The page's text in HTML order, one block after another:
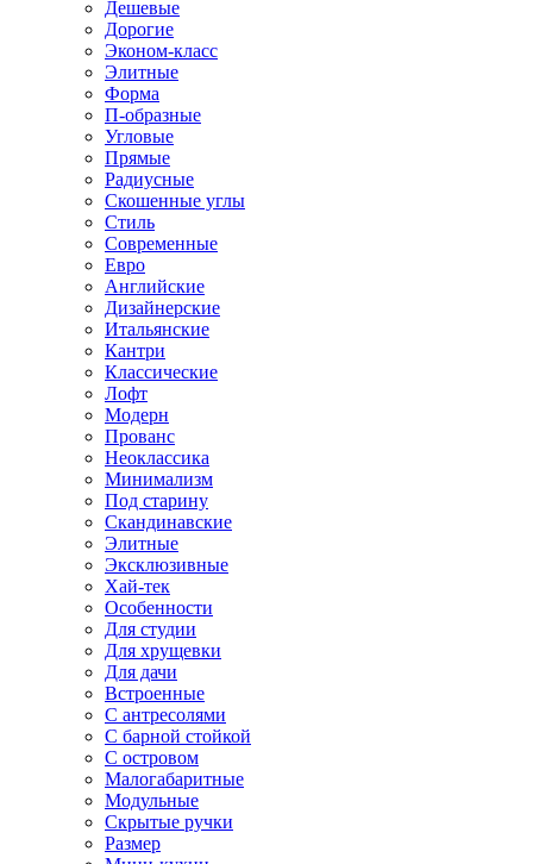
Дешевые
Дорогие
Эконом-класс
Элитные
Форма
П-образные
Угловые
Прямые
Радиусные
Скошенные углы
Стиль
Современные
Евро
Английские
Дизайнерские
Итальянские
Кантри
Классические
Лофт
Модерн
Прованс
Неоклассика
Минимализм
Под старину
Скандинавские
Элитные
Эксклюзивные
Хай-тек
Особенности
Для студии
Для хрущевки
Для дачи
Встроенные
С антресолями
С барной стойкой
С островом
Малогабаритные
Модульные
Скрытые ручки
Размер